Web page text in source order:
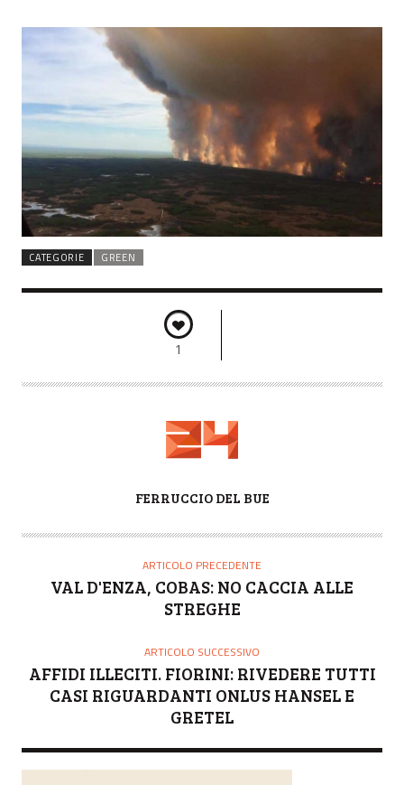
CATEGORIE GREEN
1
T
FERRUCCIO DEL BUE
ARTICOLO PRECEDENTE
VAL D'ENZA, COBAS: NO CACCIA ALLE
STREGHE
ARTICOLO SUCCESSIVO
AFFIDI ILLECITI. FIORINI: RIVEDERE TUTTI
CASI RIGUARDANTI ONLUS HANSEL E
GRETEL